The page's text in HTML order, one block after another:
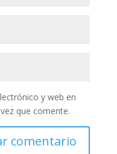
y web en
que comente.